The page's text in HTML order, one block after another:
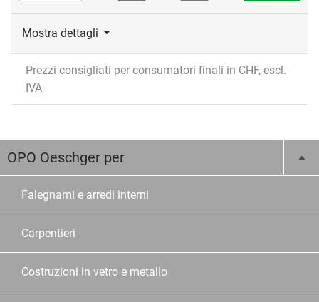
Mostra dettagli
Prezzi consigliati per consumatori finali in CHF, escl.
IVA
OPO Oeschger per
Falegnami e arredi interni
Carpentieri
Costruzioni in vetro e metallo